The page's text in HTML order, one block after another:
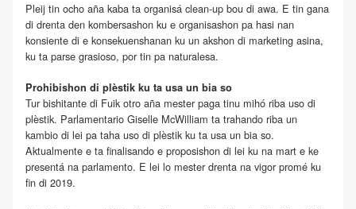
Pleij tin ocho aña kaba ta organisá clean-up bou di awa. E tin gana
di drenta den kombersashon ku e organisashon pa hasi nan
konsiente di e konsekuenshanan ku un akshon di marketing asina,
ku ta parse grasioso, por tin pa naturalesa.
Prohibishon di plèstik ku ta usa un bia so
Tur bishitante di Fuik otro aña mester paga tinu mihó riba uso di
plèstik. Parlamentario Giselle McWilliam ta trahando riba un
kambio di lei pa taha uso di plèstik ku ta usa un bia so.
Aktualmente e ta finalisando e proposishon di lei ku na mart e ke
presentá na parlamento. E lei lo mester drenta na vigor promé ku
fin di 2019.